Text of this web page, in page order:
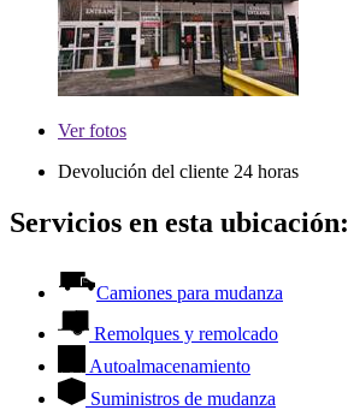
Verfotos
Devolución del cliente 24 horas
Servicios en esta ubicación:
Camiones para mudanza
Remolques y remolcado
Autoalmacenamiento
Suministros de mudanza